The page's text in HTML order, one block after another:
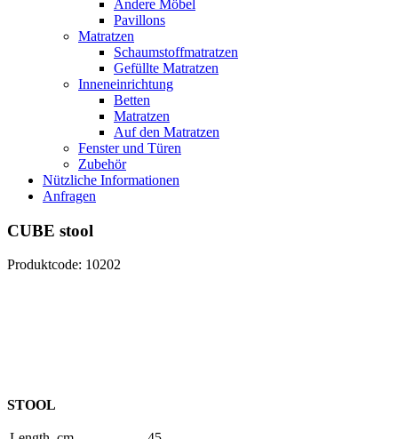
Andere Möbel
Pavillons
Matratzen
Schaumstoffmatratzen
Gefüllte Matratzen
Inneneinrichtung
Betten
Matratzen
Auf den Matratzen
Fenster und Türen
Zubehör
Nützliche Informationen
Anfragen
CUBE stool
Produktcode: 10202
STOOL